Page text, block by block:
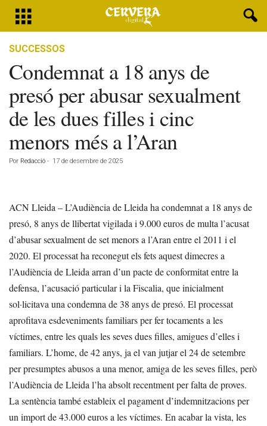
SUCCESSOS
Condemnat a 18 anys de
presó per abusar sexualment
de les dues filles i cinc
menors més a l’Aran
Por Redacció - 17 de desembre de 2025
ACN Lleida – L’Audiència de Lleida ha condemnat a 18 anys de
presó, 8 anys de llibertat vigilada i 9.000 euros de multa l’acusat
d’abusar sexualment de set menors a l’Aran entre el 2011 i el
2020. El processat ha reconegut els fets aquest dimecres a
l’Audiència de Lleida arran d’un pacte de conformitat entre la
defensa, l’acusació particular i la Fiscalia, que inicialment
sol·licitava una condemna de 38 anys de presó. El processat
aprofitava esdeveniments familiars per fer tocaments a les
víctimes, entre les quals les seves dues filles, amigues d’elles i
familiars. L’home, de 42 anys, ja el van jutjar el 24 de setembre
per presumptes abusos a una menor, amiga de les seves filles, però
l’Audiència de Lleida l’ha absolt recentment per falta de proves.
La sentència també estableix el pagament d’indemnitzacions per
un import de 43.000 euros a les víctimes. En acabar la vista, les